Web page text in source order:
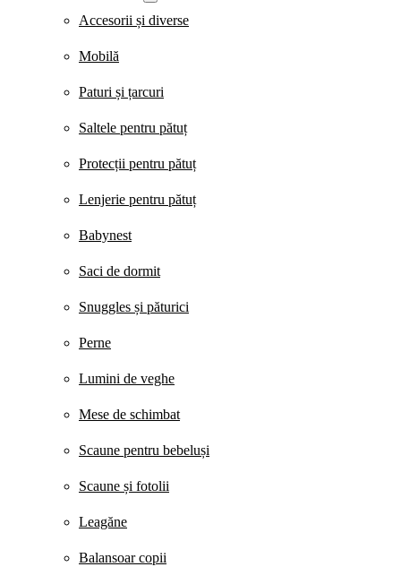
Accesorii și diverse
Mobilă
Paturi și țarcuri
Saltele pentru pătuț
Protecții pentru pătuț
Lenjerie pentru pătuț
Babynest
Saci de dormit
Snuggles și păturici
Perne
Lumini de veghe
Mese de schimbat
Scaune pentru bebeluși
Scaune și fotolii
Leagăne
Balansoar copii